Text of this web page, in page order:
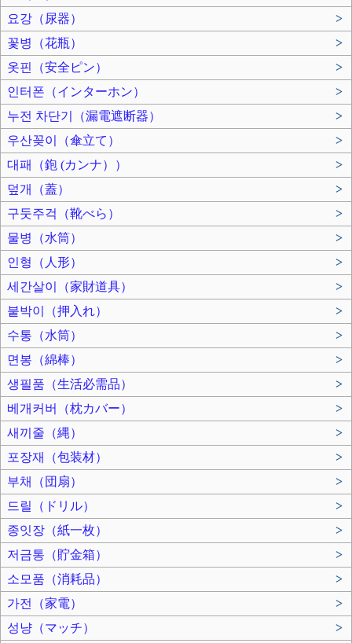
요강（尿器）
>
꽃병（花瓶）
>
옷핀（安全ピン）
>
인터폰（インターホン）
>
누전 차단기（漏電遮断器）
>
우산꽂이（傘立て）
>
대패（鉋 (カンナ））
>
덮개（蓋）
>
구둣주걱（靴べら）
>
물병（水筒）
>
인형（人形）
>
세간살이（家財道具）
>
붙박이（押入れ）
>
수통（水筒）
>
면봉（綿棒）
>
생필품（生活必需品）
>
베개커버（枕カバー）
>
새끼줄（縄）
>
포장재（包装材）
>
부채（団扇）
>
드릴（ドリル）
>
종잇장（紙一枚）
>
저금통（貯金箱）
>
소모품（消耗品）
>
가전（家電）
>
성냥（マッチ）
>